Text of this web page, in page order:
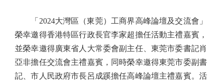
「2024大灣區（東莞）工商界高峰論壇及交流會」
榮幸邀得香港特區行政長官李家超擔任活動主禮嘉賓，
並榮幸邀得廣東省人大常委會副主任、東莞市委書記肖
亞非擔任交流會主禮嘉賓，同時榮幸邀得東莞市委副書
記、市人民政府市長呂成蹊擔任高峰論壇主禮嘉賓。活